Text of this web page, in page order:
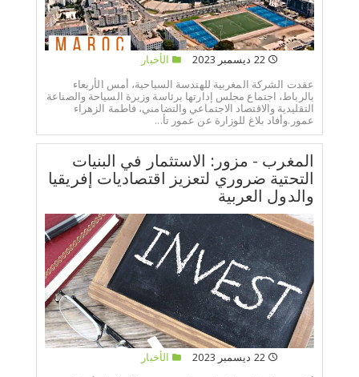
22 ديسمبر 2023
الأخبار
عقدت الشركة المغربية للهندسة السياحية، أمس الأربعاء
بالرباط، اجتماع مجلس إدارتها برئاسة وزيرة السياحة والصناعة
التقليدية والاقتصاد الاجتماعي والتضامني، فاطمة الزهراء
عمور.وأفاد بلاغ للوزارة عن عمور تأ...
المغرب - مزور: الاستثمار في البنيات
التحتية ضروري لتعزيز اقتصاديات إفريقيا
والدول العربية
22 ديسمبر 2023
الأخبار